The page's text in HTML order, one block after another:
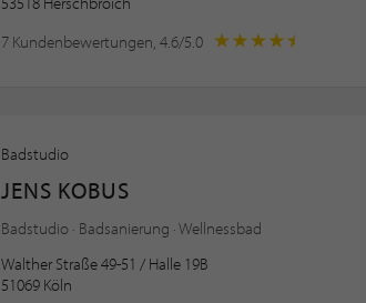
7 Kundenbewertungen, 4.6/5.0
Badstudio
JENS KOBUS
Badstudio · Badsanierung · Wellnessbad
Walther Straße 49-51 / Halle 19B
51069 Köln